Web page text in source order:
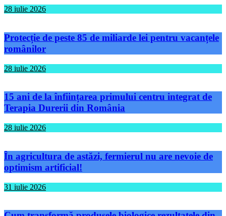
28 iulie 2026
Protecție de peste 85 de miliarde lei pentru vacanțele
românilor
28 iulie 2026
15 ani de la înființarea primului centru integrat de
Terapia Durerii din România
28 iulie 2026
În agricultura de astăzi, fermierul nu are nevoie de
optimism artificial!
31 iulie 2026